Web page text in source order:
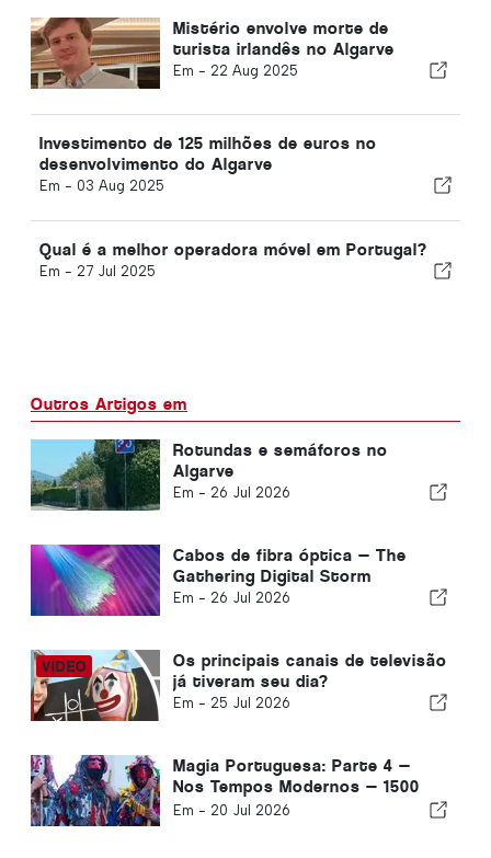
Mistério envolve morte de
turista irlandês no Algarve
Em - 22 Aug 2025
Investimento de 125 milhões de euros no
desenvolvimento do Algarve
Em - 03 Aug 2025
Qual é a melhor operadora móvel em Portugal?
Em - 27 Jul 2025
Outros Artigos em
Rotundas e semáforos no
Algarve
Em - 26 Jul 2026
Cabos de fibra óptica — The
Gathering Digital Storm
Em - 26 Jul 2026
Os principais canais de televisão
já tiveram seu dia?
Em - 25 Jul 2026
Magia Portuguesa: Parte 4 —
Nos Tempos Modernos — 1500
até o presente
Em - 20 Jul 2026